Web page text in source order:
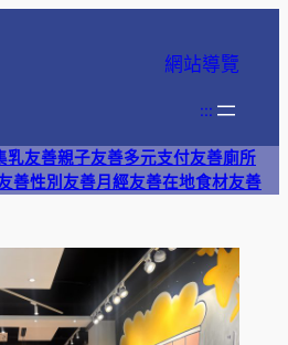
網站導覽
:::
乳友善親子友善多元支付友善廁所
善性別友善月經友善在地食材友善